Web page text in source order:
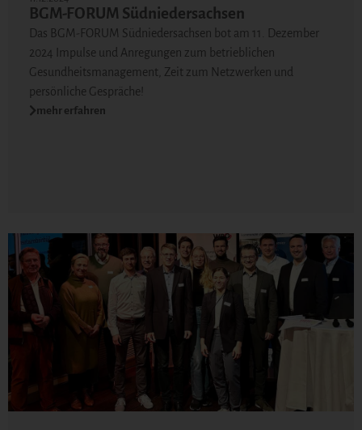
BGM-FORUM Südniedersachsen
Das BGM-FORUM Südniedersachsen bot am 11. Dezember
2024 Impulse und Anregungen zum betrieblichen
Gesundheitsmanagement, Zeit zum Netzwerken und
persönliche Gespräche!
mehr erfahren